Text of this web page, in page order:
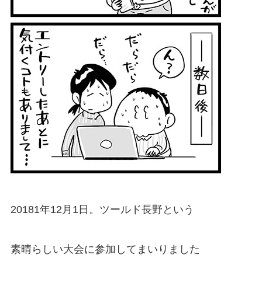
20181年12月1日。ツールド長野という
素晴らしい大会に参加してまいりました